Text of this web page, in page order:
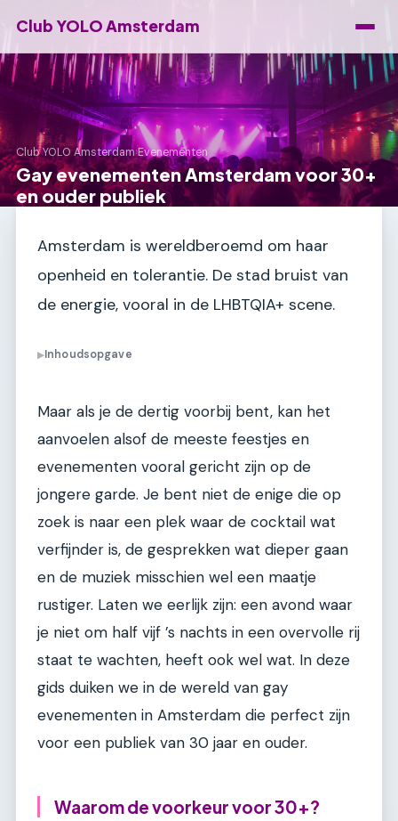
Club YOLO Amsterdam
Club YOLO Amsterdam›Evenementen
Gay evenementen Amsterdam voor 30+
en ouder publiek
Amsterdam is wereldberoemd om haar
openheid en tolerantie. De stad bruist van
de energie, vooral in de LHBTQIA+ scene.
▶Inhoudsopgave
Maar als je de dertig voorbij bent, kan het
aanvoelen alsof de meeste feestjes en
evenementen vooral gericht zijn op de
jongere garde. Je bent niet de enige die op
zoek is naar een plek waar de cocktail wat
verfijnder is, de gesprekken wat dieper gaan
en de muziek misschien wel een maatje
rustiger. Laten we eerlijk zijn: een avond waar
je niet om half vijf ’s nachts in een overvolle rij
staat te wachten, heeft ook wel wat. In deze
gids duiken we in de wereld van gay
evenementen in Amsterdam die perfect zijn
voor een publiek van 30 jaar en ouder.
Waarom de voorkeur voor 30+?